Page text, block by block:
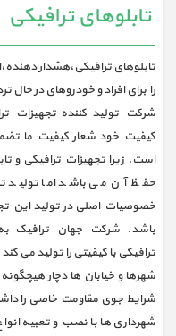
تابلوهای ترافیکی
تابلوهای ترافیکی،هشدار
را برای افراد و خودروهای در
شرکت تولید کننده تجهیزات
کیفیت خود شعار کیفیت ما
است. زیرا تجهیزات ترافیکی و
حفظ آن می باشد اما تولید
خصوصیات اصلی در تولید این
باشد. شرکت جهان ترافیک به
ترافیکی با کیفیتی را تولید می
شهرها و خیابان ها دچار هیچگونه
شرایط جوی مقاومت خاصی را
شهرداری ها با نصب و تعبیه